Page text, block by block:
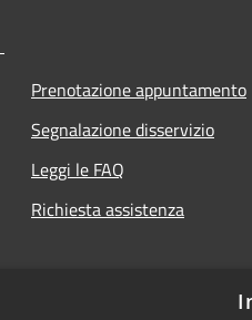
Prenotazione appuntamento
Segnalazione disservizio
Leggi le FAQ
Richiesta assistenza